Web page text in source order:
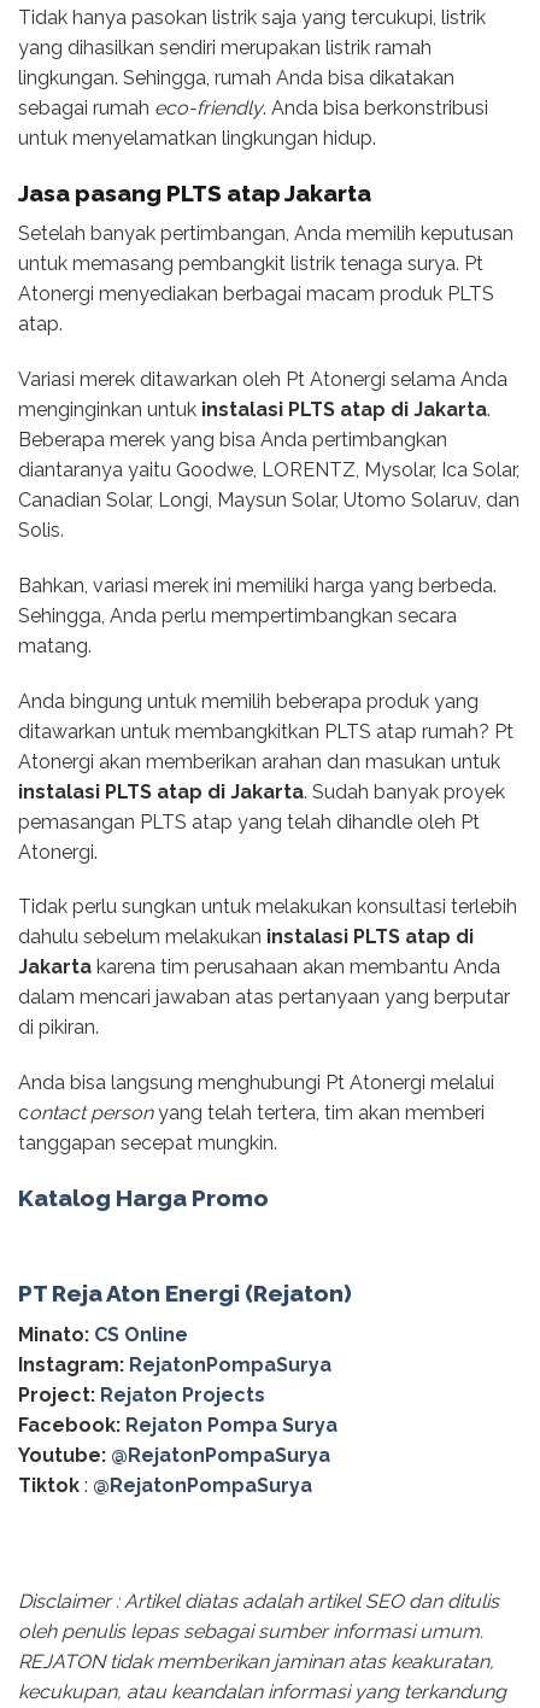
Tidak hanya pasokan listrik saja yang tercukupi, listrik
yang dihasilkan sendiri merupakan listrik ramah
lingkungan. Sehingga, rumah Anda bisa dikatakan
sebagai rumah eco-friendly. Anda bisa berkonstribusi
untuk menyelamatkan lingkungan hidup.
Jasa pasang PLTS atap Jakarta
Setelah banyak pertimbangan, Anda memilih keputusan
untuk memasang pembangkit listrik tenaga surya. Pt
Atonergi menyediakan berbagai macam produk PLTS
atap.
Variasi merek ditawarkan oleh Pt Atonergi selama Anda
menginginkan untuk instalasi PLTS atap di Jakarta.
Beberapa merek yang bisa Anda pertimbangkan
diantaranya yaitu Goodwe, LORENTZ, Mysolar, Ica Solar,
Canadian Solar, Longi, Maysun Solar, Utomo Solaruv, dan
Solis.
Bahkan, variasi merek ini memiliki harga yang berbeda.
Sehingga, Anda perlu mempertimbangkan secara
matang.
Anda bingung untuk memilih beberapa produk yang
ditawarkan untuk membangkitkan PLTS atap rumah? Pt
Atonergi akan memberikan arahan dan masukan untuk
instalasi PLTS atap di Jakarta. Sudah banyak proyek
pemasangan PLTS atap yang telah dihandle oleh Pt
Atonergi.
Tidak perlu sungkan untuk melakukan konsultasi terlebih
dahulu sebelum melakukan instalasi PLTS atap di
Jakarta karena tim perusahaan akan membantu Anda
dalam mencari jawaban atas pertanyaan yang berputar
di pikiran.
Anda bisa langsung menghubungi Pt Atonergi melalui
contact personyang telah tertera, tim akan memberi
tanggapan secepat mungkin.
Katalog Harga Promo
PT Reja Aton Energi (Rejaton)
Minato: CS Online
Instagram: RejatonPompaSurya
Project: Rejaton Projects
Facebook: Rejaton Pompa Surya
Youtube: @RejatonPompaSurya
Tiktok : @RejatonPompaSurya
Disclaimer : Artikel diatas adalah artikel SEO dan ditulis
oleh penulis lepas sebagai sumber informasi umum.
REJATON tidak memberikan jaminan atas keakuratan,
kecukupan, atau keandalan informasi yang terkandung